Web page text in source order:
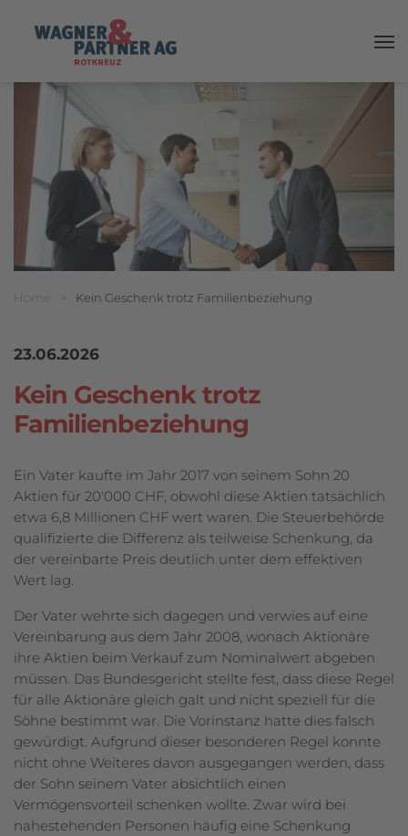
Breadcrumbnavigation
Sie befinden sich hier:
Home Kein Geschenk trotz Familienbeziehung
23.06.2026
Kein Geschenk trotz
Familienbeziehung
Ein Vater kaufte im Jahr 2017 von seinem Sohn 20
Aktien für 20'000 CHF, obwohl diese Aktien tatsächlich
etwa 6,8 Millionen CHF wert waren. Die Steuerbehörde
qualifizierte die Differenz als teilweise Schenkung, da
der vereinbarte Preis deutlich unter dem effektiven
Wert lag.
Der Vater wehrte sich dagegen und verwies auf eine
Vereinbarung aus dem Jahr 2008, wonach Aktionäre
ihre Aktien beim Verkauf zum Nominalwert abgeben
müssen. Das Bundesgericht stellte fest, dass diese Regel
für alle Aktionäre gleich galt und nicht speziell für die
Söhne bestimmt war. Die Vorinstanz hatte dies falsch
gewürdigt. Aufgrund dieser besonderen Regel konnte
nicht ohne Weiteres davon ausgegangen werden, dass
der Sohn seinem Vater absichtlich einen
Vermögensvorteil schenken wollte. Zwar wird bei
nahestehenden Personen häufig eine Schenkung